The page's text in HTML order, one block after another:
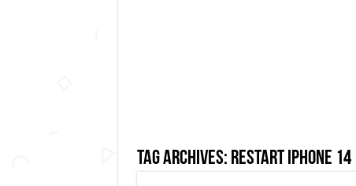
Tag Archives: restart iphone 14